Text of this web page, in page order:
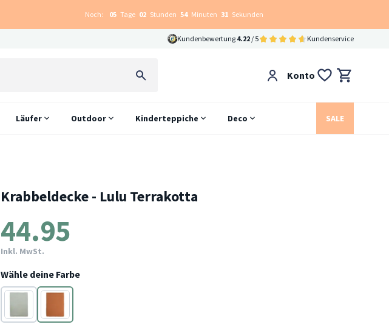
Noch: 05 Tage 02 Stunden 54 Minuten 30 Sekunden
Kundenbewertung 4.22 / 5 Kundenservice
Konto
Läufer Outdoor Kinderteppiche Deco SALE
Krabbeldecke - Lulu Terrakotta
44.95
Inkl. MwSt.
Wähle deine Farbe
Grün
Terracotta